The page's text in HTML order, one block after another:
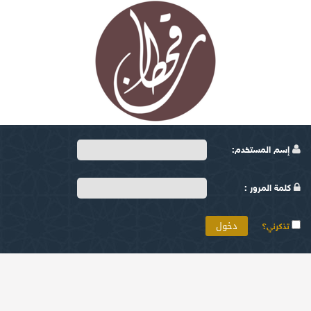
إسم المستخدم:
كلمة المرور :
تذكرني؟